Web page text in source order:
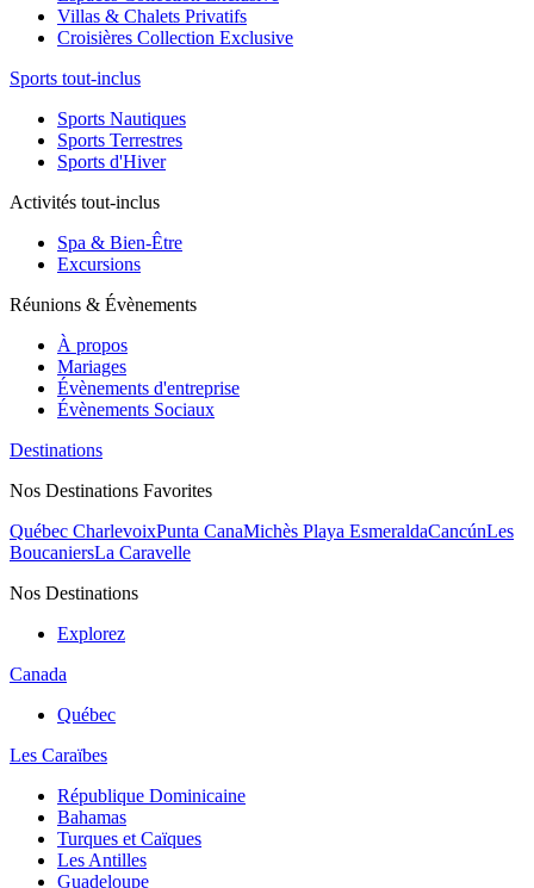
Villas & Chalets Privatifs
Croisières Collection Exclusive
Sports tout-inclus
Sports Nautiques
Sports Terrestres
Sports d'Hiver
Activités tout-inclus
Spa & Bien-Être
Excursions
Réunions & Évènements
À propos
Mariages
Évènements d'entreprise
Évènements Sociaux
Destinations
Nos Destinations Favorites
Québec CharlevoixPunta CanaMichès Playa EsmeraldaCancúnLes
BoucaniersLa Caravelle
Nos Destinations
Explorez
Canada
Québec
Les Caraïbes
République Dominicaine
Bahamas
Turques et Caïques
Les Antilles
Guadeloupe